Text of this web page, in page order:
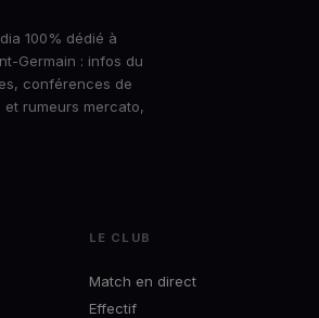
100% dédié à
Germain : infos du
conférences de
rumeurs mercato,
LE CLUB
Match en direct
Effectif